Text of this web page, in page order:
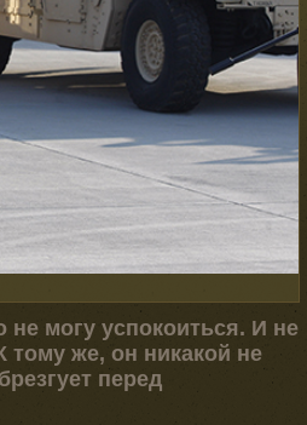
не могу успокоиться. И не
тому же, он никакой не
перед